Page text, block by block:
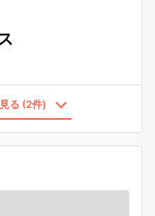
る (2件)